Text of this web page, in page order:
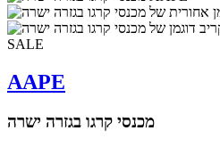
SALE
AAPE
מכנסי קרגו בגזרה ישרה